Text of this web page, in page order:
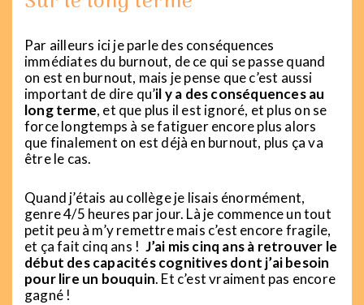
Par ailleurs ici je parle des conséquences
immédiates du burnout, de ce qui se passe quand
on est en burnout, mais je pense que c’est aussi
important de dire qu’il y a des conséquences au
long terme, et que plus il est ignoré, et plus on se
force longtemps à se fatiguer encore plus alors
que finalement on est déjà en burnout, plus ça va
être le cas.
Quand j’étais au collège je lisais énormément,
genre 4/5 heures par jour. Là je commence un tout
petit peu à m’y remettre mais c’est encore fragile,
et ça fait cinq ans ! J’ai mis cinq ans à retrouver le
début des capacités cognitives dont j’ai besoin
pour lire un bouquin. Et c’est vraiment pas encore
gagné !